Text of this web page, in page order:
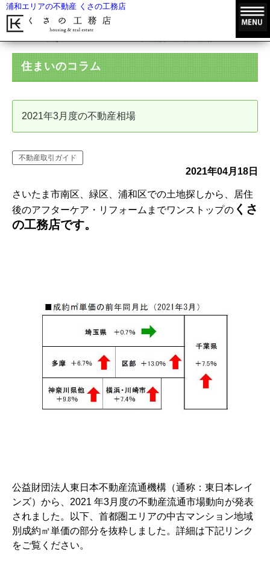
浦和エリアの不動産 くさの工務店
住まいのコラム
2021年3月度の不動産相場
不動産取引ガイド
2021年04月18日
さいたま市南区、緑区、浦和区での土地探しから、居住
後のアフターケア・リフォームまでワンストップの くさ
の工務店です。
公益財団法人東日本不動産流通機構（通称：東日本レイ
ンズ）から、2021 年3月度の不動産流通市場動向が発表
されました。以下、首都圏エリアの中古マンション地域
別成約㎡単価の部分を抜粋しました。詳細は下記リンク
をご覧ください。